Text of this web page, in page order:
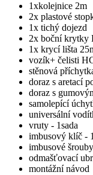
1xkolejnice 2m
2x plastové
1x tichý dojezd
2x boční krytky
1x krycí lišta
vozík+ čelisti
stěnová
doraz s aretací
doraz s
samolepící
universální
vruty - 1sada
imbusový klíč -
imbusové
odmašťovací
montážní návod